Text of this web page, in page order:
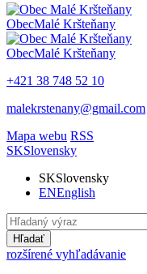
ObecMalé Kršteňany
ObecMalé Kršteňany
+421 38 748 52 10
malekrstenany@gmail.com
Mapa webu RSS
SKSlovensky
SKSlovensky
ENEnglish
Hľadať
rozšírené vyhľadávanie